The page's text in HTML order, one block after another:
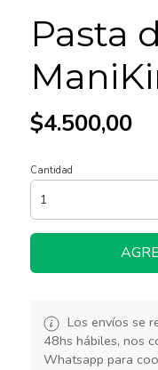
Pasta
$4.500,00
Cantidad
Los envíos se
48hs hábiles, nos
Whatsapp para